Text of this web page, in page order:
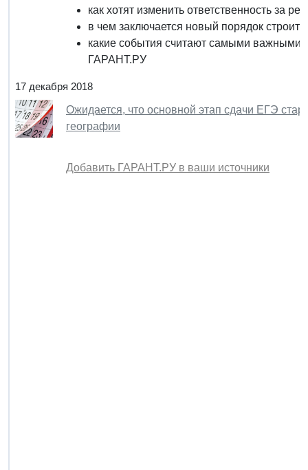
как хотят изменить ответственность за
в чем заключается новый порядок
какие события считают самыми важными
ГАРАНТ.РУ
17 декабря 2018
Ожидается, что основной этап сдачи ЕГЭ
географии
Добавить ГАРАНТ.РУ в ваши источники